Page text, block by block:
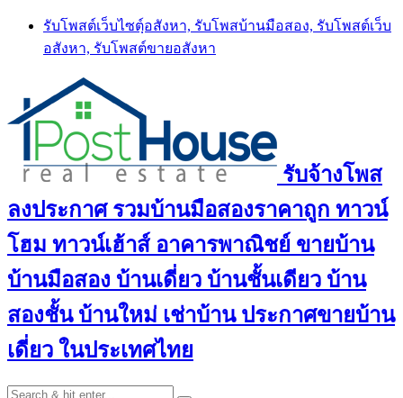
Skip
content
รับโพสต์เว็บไซตฺ์อสังหา, รับโพสบ้านมือสอง, รับโพสต์เว็บ
อสังหา, รับโพสต์ขายอสังหา
รับจ้างโพส
ลงประกาศ รวมบ้านมือสองราคาถูก ทาวน์
โฮม ทาวน์เฮ้าส์ อาคารพาณิชย์ ขายบ้าน
บ้านมือสอง บ้านเดี่ยว บ้านชั้นเดียว บ้าน
สองชั้น บ้านใหม่ เช่าบ้าน ประกาศขายบ้าน
เดี่ยว ในประเทศไทย